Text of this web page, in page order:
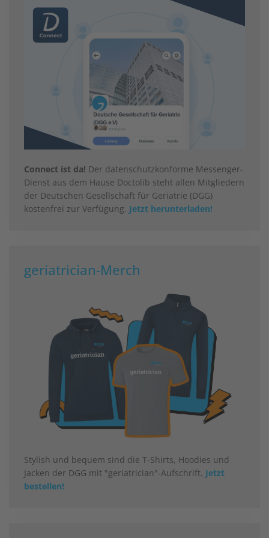
Connect ist da! Der datenschutzkonforme Messenger-
Dienst aus dem Hause Doctolib steht allen Mitgliedern
der Deutschen Gesellschaft für Geriatrie (DGG)
kostenfrei zur Verfügung. Jetzt herunterladen!
geriatrician-Merch
Stylish und bequem sind die T-Shirts, Hoodies und
Jacken der DGG mit "geriatrician"-Aufschrift. Jetzt
bestellen!